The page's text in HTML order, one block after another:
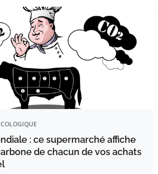
: ce supermarché affiche
de chacun de vos achats